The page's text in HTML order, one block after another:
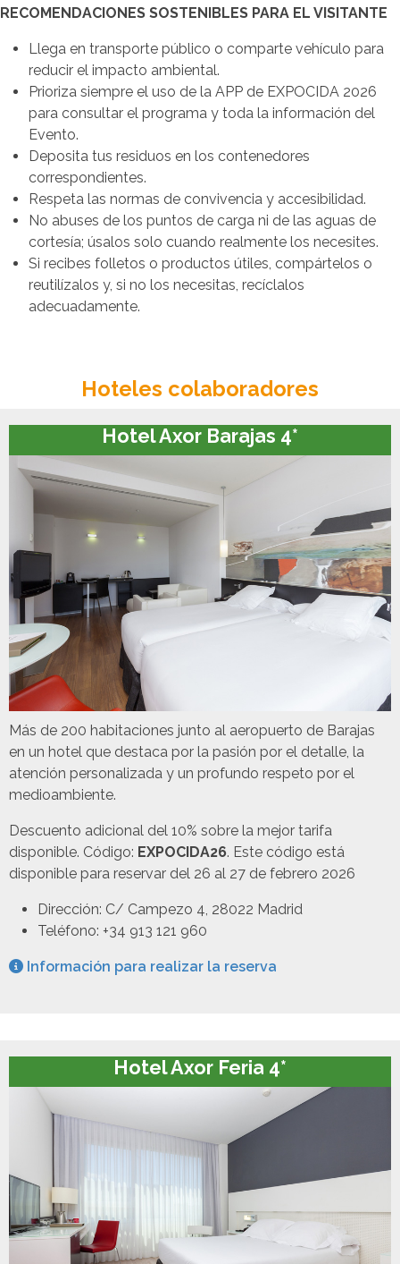
RECOMENDACIONES SOSTENIBLES PARA EL VISITANTE
Llega en transporte público o comparte vehículo para
reducir el impacto ambiental.
Prioriza siempre el uso de la APP de EXPOCIDA 2026
para consultar el programa y toda la información del
Evento.
Deposita tus residuos en los contenedores
correspondientes.
Respeta las normas de convivencia y accesibilidad.
No abuses de los puntos de carga ni de las aguas de
cortesía; úsalos solo cuando realmente los necesites.
Si recibes folletos o productos útiles, compártelos o
reutilízalos y, si no los necesitas, recíclalos
adecuadamente.
Hoteles colaboradores
Hotel Axor Barajas 4*
Más de 200 habitaciones junto al aeropuerto de Barajas
en un hotel que destaca por la pasión por el detalle, la
atención personalizada y un profundo respeto por el
medioambiente.
Descuento adicional del 10% sobre la mejor tarifa
disponible. Código: EXPOCIDA26. Este código está
disponible para reservar del 26 al 27 de febrero 2026
Dirección: C/ Campezo 4, 28022 Madrid
Teléfono: +34 913 121 960
Información para realizar la reserva
Hotel Axor Feria 4*